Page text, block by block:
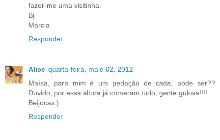
fazer-me uma visitinha.
Bj
Márcia
Responder
Alice quarta-feira, maio 02, 2012
Maísa, para mim é um pedação de cada, pode ser??
Duvido, por essa altura já comeram tudo, gente gulosa!!!!
Beijocas:)
Responder